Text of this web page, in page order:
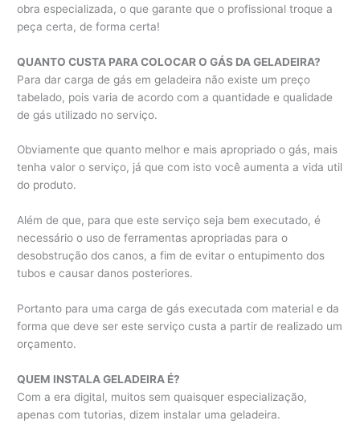
obra especializada, o que garante que o profissional troque a
peça certa, de forma certa!
QUANTO CUSTA PARA COLOCAR O GÁS DA GELADEIRA?
Para dar carga de gás em geladeira não existe um preço
tabelado, pois varia de acordo com a quantidade e qualidade
de gás utilizado no serviço.
Obviamente que quanto melhor e mais apropriado o gás, mais
tenha valor o serviço, já que com isto você aumenta a vida util
do produto.
Além de que, para que este serviço seja bem executado, é
necessário o uso de ferramentas apropriadas para o
desobstrução dos canos, a fim de evitar o entupimento dos
tubos e causar danos posteriores.
Portanto para uma carga de gás executada com material e da
forma que deve ser este serviço custa a partir de realizado um
orçamento.
QUEM INSTALA GELADEIRA É?
Com a era digital, muitos sem quaisquer especialização,
apenas com tutorias, dizem instalar uma geladeira.